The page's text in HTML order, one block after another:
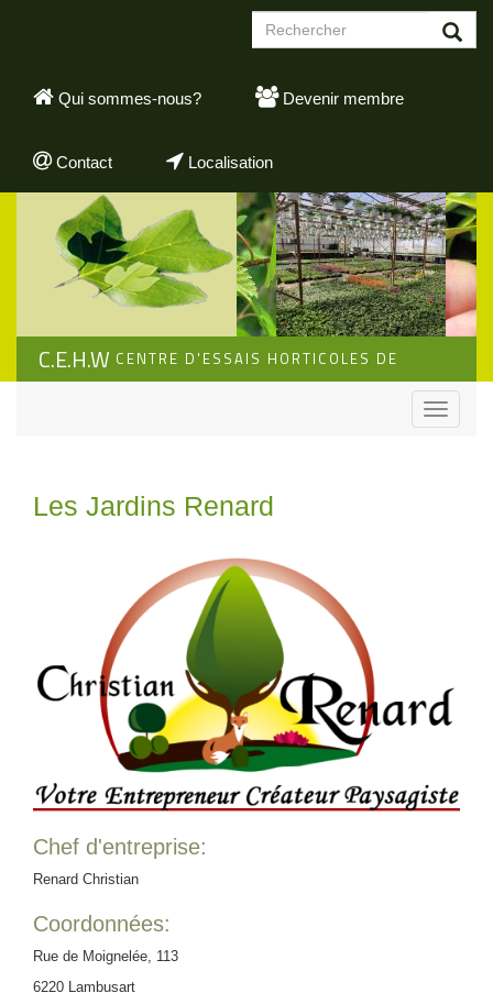
Formulaire
de
Qui sommes-nous? Devenir membre
Contact Localisation
C.E.H.W CENTRE D'ESSAIS HORTICOLES DE
Toggle
Les Jardins Renard
Chef d'entreprise:
Renard Christian
Coordonnées:
Rue de Moignelée, 113
6220 Lambusart